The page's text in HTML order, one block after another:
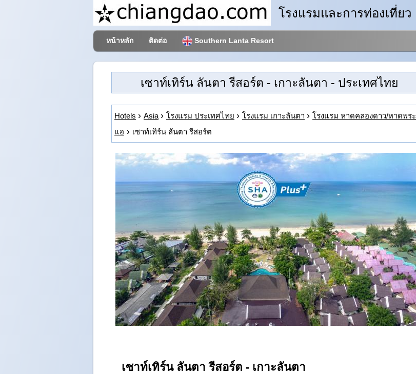
โรงแรมและการท่องเที่ยว
หน้าหลัก ติดต่อ Southern Lanta Resort
เซาท์เทิร์น ลันตา รีสอร์ต - เกาะลันตา - ประเทศไทย
Hotels Asia โรงแรม ประเทศไทย โรงแรม เกาะลันตา
โรงแรม หาดคลองดาว/หาดพระ
แอ
เซาท์เทิร์น ลันตา รีสอร์ต
เซาท์เทิร์น ลันตา รีสอร์ต - เกาะลันตา